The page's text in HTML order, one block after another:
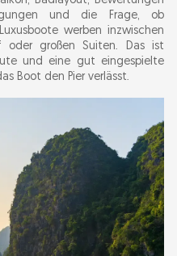
und die Frage, ob
werben inzwischen
oder großen Suiten. Das ist
und eine gut eingespielte
Boot den Pier verlässt.